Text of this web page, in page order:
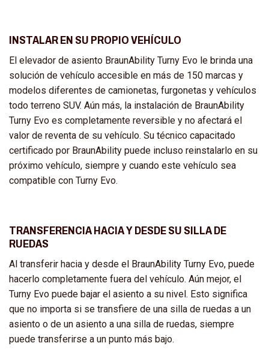
INSTALAR EN SU PROPIO VEHÍCULO
El elevador de asiento BraunAbility Turny Evo le brinda una
solución de vehículo accesible en más de 150 marcas y
modelos diferentes de camionetas, furgonetas y vehículos
todo terreno SUV. Aún más, la instalación de BraunAbility
Turny Evo es completamente reversible y no afectará el
valor de reventa de su vehículo. Su técnico capacitado
certificado por BraunAbility puede incluso reinstalarlo en su
próximo vehículo, siempre y cuando este vehículo sea
compatible con Turny Evo.
TRANSFERENCIA HACIA Y DESDE SU SILLA DE
RUEDAS
Al transferir hacia y desde el BraunAbility Turny Evo, puede
hacerlo completamente fuera del vehículo. Aún mejor, el
Turny Evo puede bajar el asiento a su nivel. Esto significa
que no importa si se transfiere de una silla de ruedas a un
asiento o de un asiento a una silla de ruedas, siempre
puede transferirse a un punto más bajo.